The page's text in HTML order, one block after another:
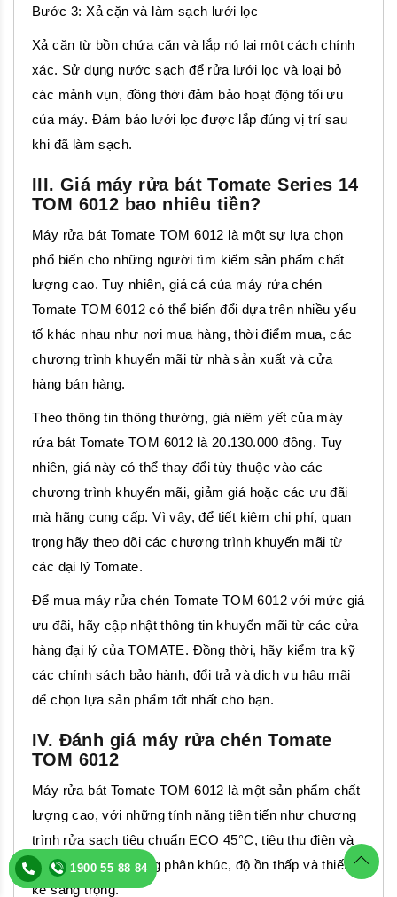
Bước 3: Xả cặn và làm sạch lưới lọc
Xả cặn từ bồn chứa cặn và lắp nó lại một cách chính
xác. Sử dụng nước sạch để rửa lưới lọc và loại bỏ
các mảnh vụn, đồng thời đảm bảo hoạt động tối ưu
của máy. Đảm bảo lưới lọc được lắp đúng vị trí sau
khi đã làm sạch.
III. Giá máy rửa bát Tomate Series 14
TOM 6012 bao nhiêu tiền?
Máy rửa bát Tomate TOM 6012 là một sự lựa chọn
phổ biến cho những người tìm kiếm sản phẩm chất
lượng cao. Tuy nhiên, giá cả của máy rửa chén
Tomate TOM 6012 có thể biến đổi dựa trên nhiều yếu
tố khác nhau như nơi mua hàng, thời điểm mua, các
chương trình khuyến mãi từ nhà sản xuất và cửa
hàng bán hàng.
Theo thông tin thông thường, giá niêm yết của máy
rửa bát Tomate TOM 6012 là 20.130.000 đồng. Tuy
nhiên, giá này có thể thay đổi tùy thuộc vào các
chương trình khuyến mãi, giảm giá hoặc các ưu đãi
mà hãng cung cấp. Vì vậy, để tiết kiệm chi phí, quan
trọng hãy theo dõi các chương trình khuyến mãi từ
các đại lý Tomate.
Để mua máy rửa chén Tomate TOM 6012 với mức giá
ưu đãi, hãy cập nhật thông tin khuyến mãi từ các cửa
hàng đại lý của TOMATE. Đồng thời, hãy kiểm tra kỹ
các chính sách bảo hành, đổi trả và dịch vụ hậu mãi
để chọn lựa sản phẩm tốt nhất cho bạn.
IV. Đánh giá máy rửa chén Tomate
TOM 6012
Máy rửa bát Tomate TOM 6012 là một sản phẩm chất
lượng cao, với những tính năng tiên tiến như chương
trình rửa sạch tiêu chuẩn ECO 45°C, tiêu thụ điện và
nước thấp nhất trong phân khúc, độ ồn thấp và thiết
kế sang trọng.
1900 55 88 84
1900 55 88 84